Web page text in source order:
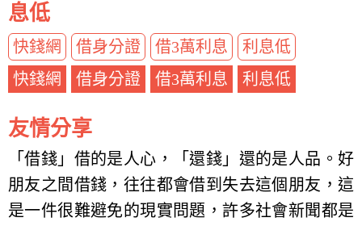
息低
快錢網 借身分證 借3萬利息
利息低
快錢網
借身分證 借3萬利息 利息低
友情分享
「借錢」借的是人心，「還錢」還的是人品。好
朋友之間借錢，往往都會借到失去這個朋友，這
是一件很難避免的現實問題，許多社會新聞都是